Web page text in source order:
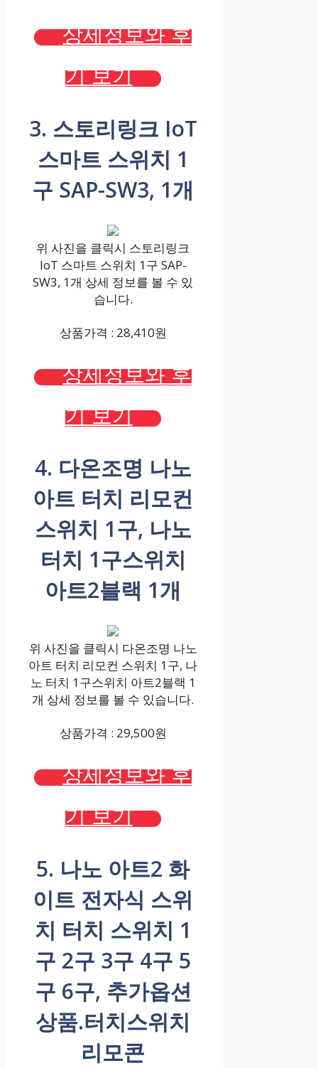
상세정보와 후
기 보기
3. 스토리링크 IoT
스마트 스위치 1
구 SAP-SW3, 1개
위 사진을 클릭시 스토리링크
IoT 스마트 스위치 1구 SAP-
SW3, 1개 상세 정보를 볼 수 있
습니다.
상품가격 : 28,410원
상세정보와 후
기 보기
4. 다온조명 나노
아트 터치 리모컨
스위치 1구, 나노
터치 1구스위치
아트2블랙 1개
위 사진을 클릭시 다온조명 나노
아트 터치 리모컨 스위치 1구, 나
노 터치 1구스위치 아트2블랙 1
개 상세 정보를 볼 수 있습니다.
상품가격 : 29,500원
상세정보와 후
기 보기
5. 나노 아트2 화
이트 전자식 스위
치 터치 스위치 1
구 2구 3구 4구 5
구 6구, 추가옵션
상품.터치스위치
리모콘